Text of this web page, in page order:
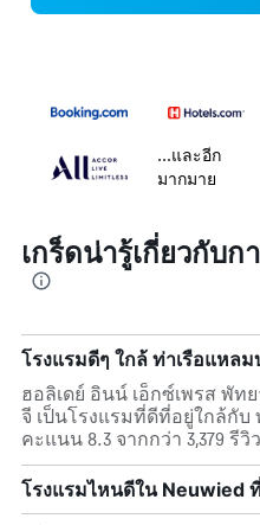
...และอีก
มากมาย
เกร็ดน่ารู้เกี่ยวกับ
โรงแรมดีๆ ใกล้ ท่าเรือแหล
ฮอลิเดย์ อินน์ เอ็กซ์เพรส พัท
จี เป็นโรงแรมที่ดีที่อยู่ใกล้กับ
คะแนน 8.3 จากกว่า 3,379 รีวิ
โรงแรมไหนดีใน Neuwied